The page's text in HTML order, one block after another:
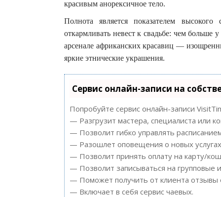
красивым анорексичное тело.
Полнота является показателем
откармливать невест к свадьбе: чем больше
арсенале африканских красавиц —
яркие этнические украшения.
Сервис онлайн-записи на
Попробуйте сервис онлайн-записи
— Разгрузит мастера, специалиста или
— Позволит гибко управлять
— Разошлет оповещения о новых
— Позволит принять оплату на карту/
— Позволит записываться на групповые
— Поможет получить от клиента отзывы
— Включает в себя сервис чаевых.